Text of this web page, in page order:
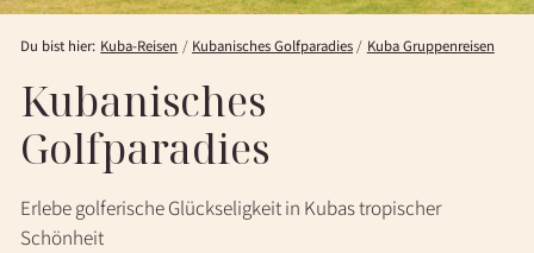
Du bist hier: Kuba-Reisen Kubanisches Golfparadies Kuba Gruppenreisen
Kubanisches
Golfparadies
Erlebe golferische Glückseligkeit in Kubas tropischer
Schönheit